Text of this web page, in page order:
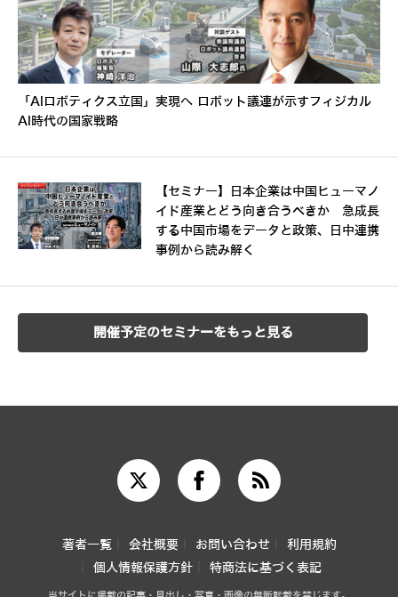
「AIロボティクス立国」実現へ ロボット議連が示すフィジカル
AI時代の国家戦略
【セミナー】日本企業は中国ヒューマノ
イド産業とどう向き合うべきか 急成長
する中国市場をデータと政策、日中連携
事例から読み解く
開催予定のセミナーをもっと見る
著者一覧 会社概要 お問い合わせ
利用規約
個人情報保護方針
特商法に基づく表記